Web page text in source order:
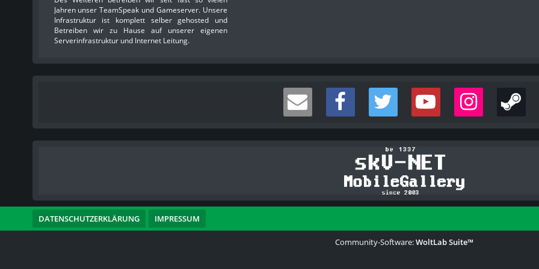
Jahren unser TeamSpeak und Gameserver. Unsere
Infrastruktur ist komplett selber gehosted und
Betreiben wir zu Hause auf unserer eigenen
Serverinfrastruktur und Internet Leitung.
DATENSCHUTZERKLÄRUNG IMPRESSUM
Community-Software:WoltLab Suite™